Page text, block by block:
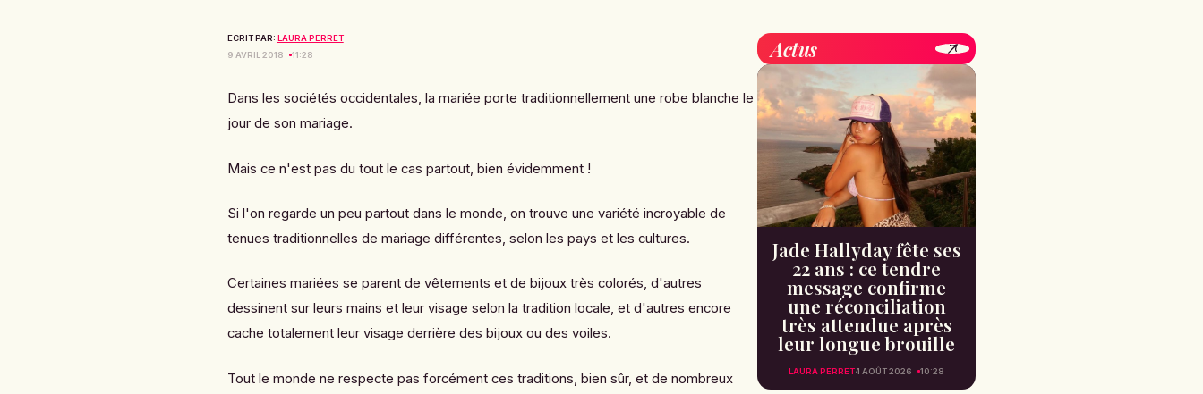
ECRIT PAR: LAURA PERRET
9 AVRIL 2018
11:28
Dans les sociétés occidentales, la mariée porte traditionnellement une robe blanche le
jour de son mariage.
Mais ce n'est pas du tout le cas partout, bien évidemment !
Si l'on regarde un peu partout dans le monde, on trouve une variété incroyable de
tenues traditionnelles de mariage différentes, selon les pays et les cultures.
Certaines mariées se parent de vêtements et de bijoux très colorés, d'autres
dessinent sur leurs mains et leur visage selon la tradition locale, et d'autres encore
cache totalement leur visage derrière des bijoux ou des voiles.
Tout le monde ne respecte pas forcément ces traditions, bien sûr, et de nombreux
Actus
Jade Hallyday fête ses
22 ans : ce tendre
message confirme
une réconciliation
très attendue après
leur longue brouille
LAURA PERRET4 AOÛT 2026 10:28